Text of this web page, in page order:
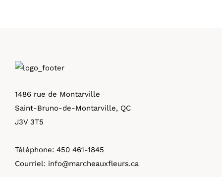
1486 rue de Montarville
Saint-Bruno-de-Montarville, QC
J3V 3T5
Téléphone: 450 461-1845
Courriel: info@marcheauxfleurs.ca